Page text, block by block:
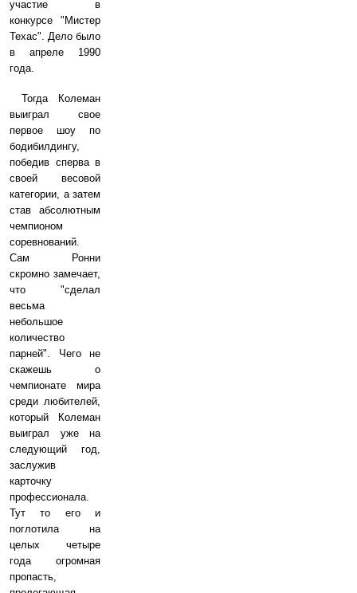
участие в
конкурсе "Мистер
Техас". Дело было
в апреле 1990
года.
Тогда Колеман
выиграл свое
первое шоу по
бодибилдингу,
победив сперва в
своей весовой
категории, а затем
став абсолютным
чемпионом
соревнований.
Сам Ронни
скромно замечает,
что "сделал
весьма
небольшое
количество
парней". Чего не
скажешь о
чемпионате мира
среди любителей,
который Колеман
выиграл уже на
следующий год,
заслужив
карточку
профессионала.
Тут то его и
поглотила на
целых четыре
года огромная
пропасть,